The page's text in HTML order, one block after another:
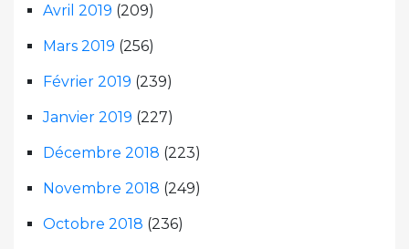
Avril 2019 (209)
Mars 2019 (256)
Février 2019 (239)
Janvier 2019 (227)
Décembre 2018 (223)
Novembre 2018 (249)
Octobre 2018 (236)